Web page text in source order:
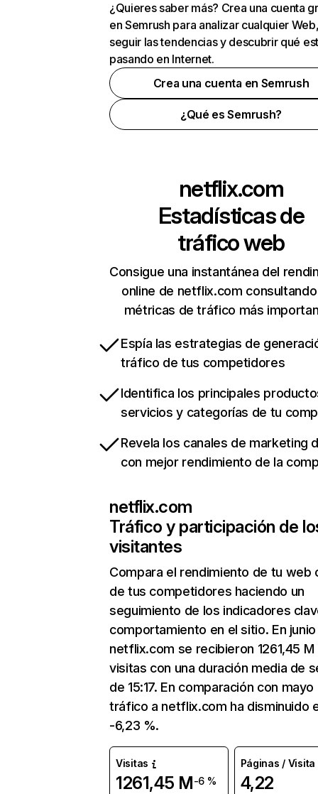
¿Quieres saber más? Crea una cuenta
en Semrush para analizar cualquier
seguir las tendencias y descubrir qué
pasando en Internet.
Crea una cuenta en Semrush
¿Qué es Semrush?
netflix.com
Estadísticas de
tráfico web
Consigue una instantánea del
online de netflix.com
métricas de tráfico más
Espía las estrategias de
tráfico de tus competidores
Identifica los principales
servicios y categorías de tu
Revela los canales de marketing
con mejor rendimiento de la
netflix.com
Tráfico y participación de
visitantes
Compara el rendimiento de tu web
de tus competidores haciendo un
seguimiento de los indicadores
comportamiento en el sitio. En junio
netflix.com se recibieron 1261,45 M
visitas con una duración media de
de 15:17. En comparación con mayo
tráfico a netflix.com ha disminuido
-6,23 %.
Visitas
1261,45 M-6 %
Páginas / Visita
4,22